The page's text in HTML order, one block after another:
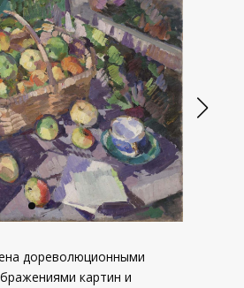
дореволюционными
картин и